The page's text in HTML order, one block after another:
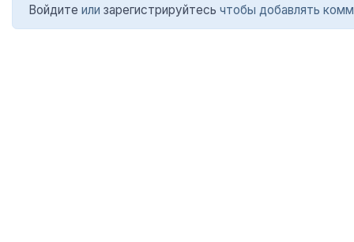
Войдите или зарегистрируйтесь чтобы добавлять